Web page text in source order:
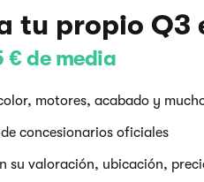
tu propio Q3
€ de media
motores, acabado y
concesionarios oficiales
su valoración, ubicación,